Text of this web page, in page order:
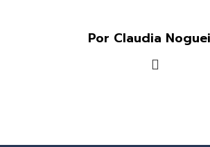
Por Claudia